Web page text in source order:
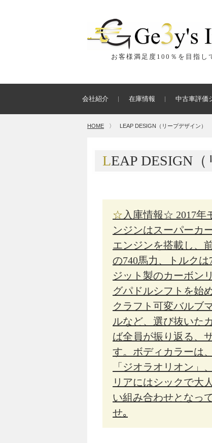
お客様満足度100％を目指し
会社紹介 在庫情報 中古車評価
HOME 〉 LEAP DESIGN（リープデザイン）
LEAP DESIGN
☆入庫情報☆ 2017年モデル ランボルギーニ アヴェンタドールS エ
ンジンはスーパーカ
エンジンを搭載し、
の740馬力、トルク
ジット製のカーボン
グパドルシフトを始
クラフト可変バルブ
ルなど、選び抜いた
ば全員が振り返る、
す。ボディカラーは
「ジオラオリオン」
リアにはシックで大
い組み合わせとなっ
せ｡